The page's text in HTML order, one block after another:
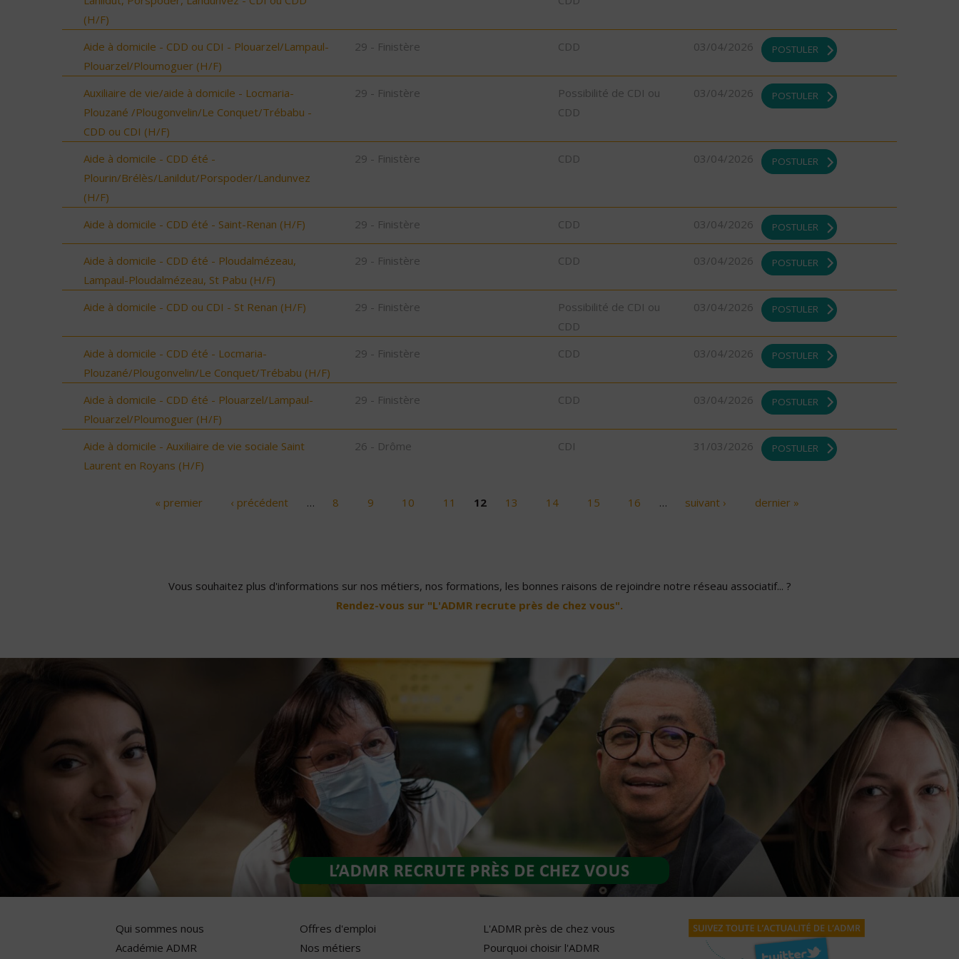
(H/F)
Aide à domicile - CDD ou CDI - Plouarzel/Lampaul-
Plouarzel/Ploumoguer (H/F)
29 - Finistère CDD 03/04/2026 POSTULER
Auxiliaire de vie/aide à domicile - Locmaria-
Plouzané /Plougonvelin/Le Conquet/Trébabu -
CDD ou CDI (H/F)
29 - Finistère
Possibilité de CDI ou
CDD
03/04/2026 POSTULER
Aide à domicile - CDD été -
Plourin/Brélès/Lanildut/Porspoder/Landunvez
(H/F)
29 - Finistère CDD 03/04/2026 POSTULER
Aide à domicile - CDD été - Saint-Renan (H/F) 29 - Finistère CDD 03/04/2026 POSTULER
Aide à domicile - CDD été - Ploudalmézeau,
Lampaul-Ploudalmézeau, St Pabu (H/F)
29 - Finistère CDD 03/04/2026 POSTULER
Aide à domicile - CDD ou CDI - St Renan (H/F) 29 - Finistère
Possibilité de CDI ou
CDD
03/04/2026 POSTULER
Aide à domicile - CDD été - Locmaria-
Plouzané/Plougonvelin/Le Conquet/Trébabu (H/F)
29 - Finistère CDD 03/04/2026 POSTULER
Aide à domicile - CDD été - Plouarzel/Lampaul-
Plouarzel/Ploumoguer (H/F)
29 - Finistère CDD 03/04/2026 POSTULER
Aide à domicile - Auxiliaire de vie sociale Saint
Laurent en Royans (H/F)
26 - Drôme CDI 31/03/2026 POSTULER
« premier ‹ précédent … 8 9 10 11 12 13 14 15 16 … suivant › dernier »
Vous souhaitez plus d'informations sur nos métiers, nos formations, les bonnes raisons de rejoindre notre réseau associatif... ?
Rendez-vous sur "L'ADMR recrute près de chez vous".
Qui sommes nous
Académie ADMR
Offres d'emploi
Nos métiers
L'ADMR près de chez vous
Pourquoi choisir l'ADMR